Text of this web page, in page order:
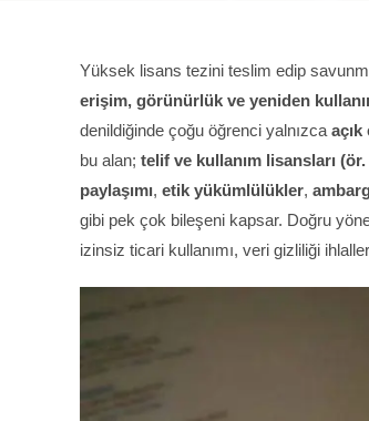
Yüksek lisans tezini teslim edip
erişim, görünürlük ve yeniden
denildiğinde çoğu öğrenci yalnızca
bu alan; telif ve kullanım lisansları
paylaşımı, etik yükümlülükler,
gibi pek çok bileşeni kapsar. Doğru
izinsiz ticari kullanımı, veri gizliliği